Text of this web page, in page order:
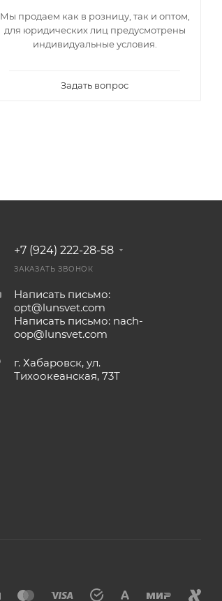
Мы продаем как в розницу, так и оптом,
для юридических лиц предусмотрены
индивидуальные условия.
Задать вопрос
+7 (924) 222-28-58
ЗАКАЗАТЬ ЗВОНОК
Написать письмо:
opt@lunsvet.com
Написать письмо: nach-
oop@lunsvet.com
г. Хабаровск, ул.
Тихоокеанская, 73Т